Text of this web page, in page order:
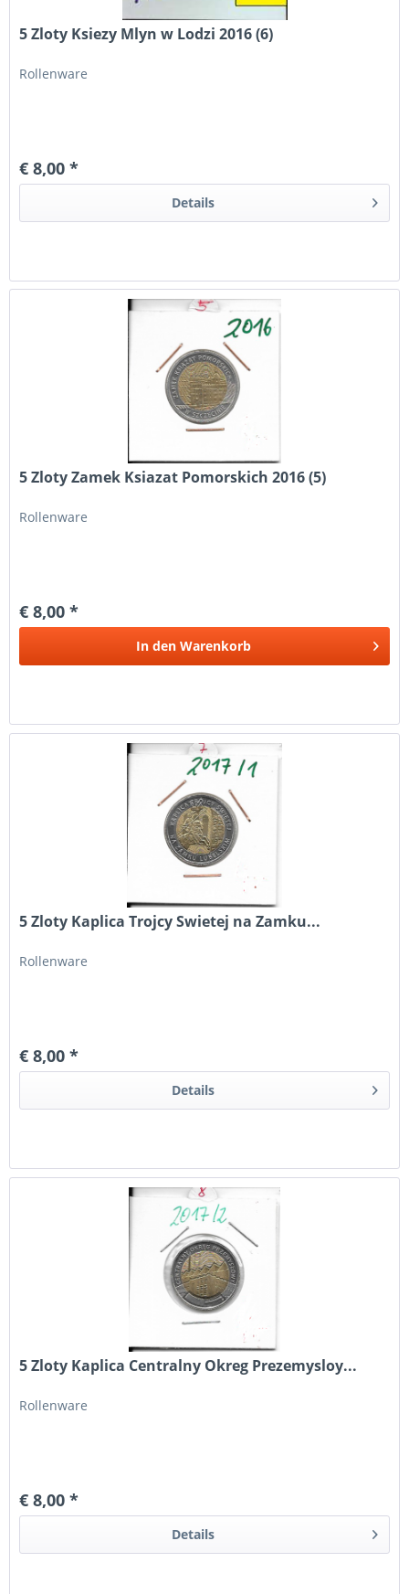
5 Zloty Ksiezy Mlyn w Lodzi 2016 (6)
Rollenware
€ 8,00 *
Details
5 Zloty Zamek Ksiazat Pomorskich 2016 (5)
Rollenware
€ 8,00 *
In den Warenkorb
5 Zloty Kaplica Trojcy Swietej na Zamku...
Rollenware
€ 8,00 *
Details
5 Zloty Kaplica Centralny Okreg Prezemysloy...
Rollenware
€ 8,00 *
Details